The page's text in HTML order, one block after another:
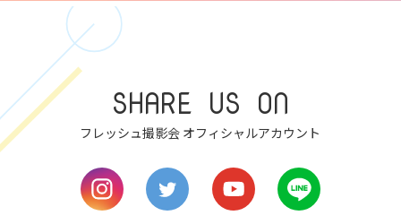
8
mon
tue
10
wed
SHARE US ON
フレッシュ撮影会 オフィシャルアカウント